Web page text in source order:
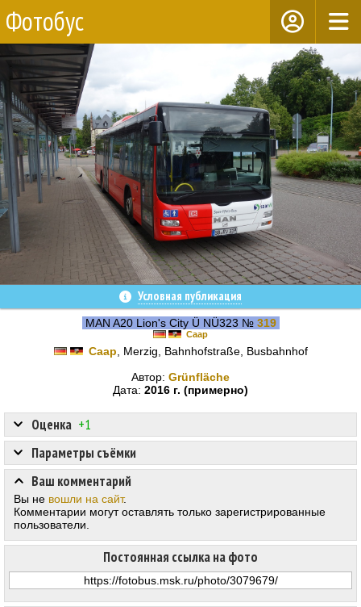
Фотобус
Условная публикация
MAN A20 Lion's City Ü NÜ323 № 319
Саар
Саар , Merzig, Bahnhofstraße, Busbahnhof
Автор: Grünfläche
Дата: 2016 г. (примерно)
Оценка +1
Постоянная ссылка на фото
Параметры съёмки
Ваш комментарий
Вы не вошли на сайт.
Комментарии могут оставлять только зарегистрированные
пользователи.